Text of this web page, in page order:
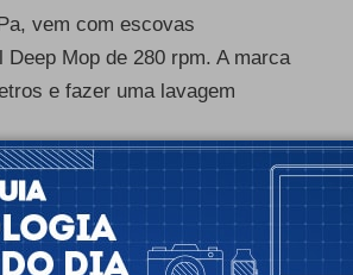
vem com escovas
Mop de 280 rpm. A marca
e fazer uma lavagem